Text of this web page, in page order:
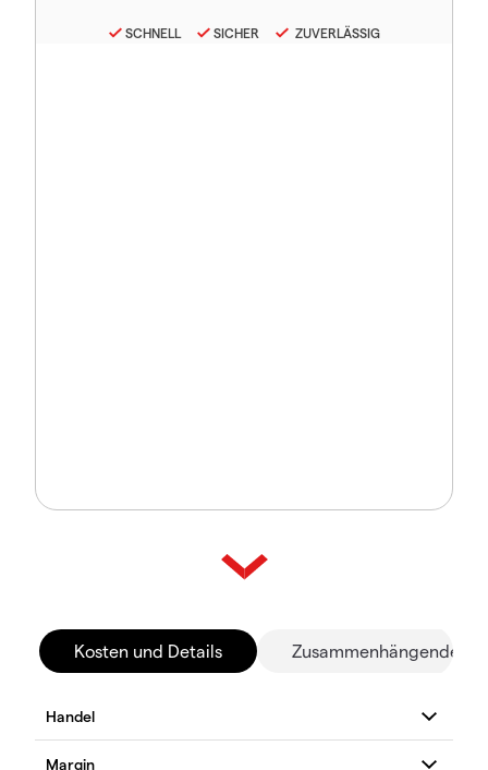
SCHNELL SICHER ZUVERLÄSSIG
Kosten und Details Zusammenhängende